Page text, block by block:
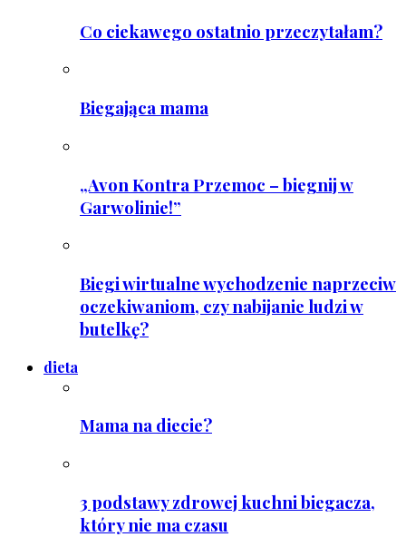
Co ciekawego ostatnio przeczytałam?
Biegająca mama
„Avon Kontra Przemoc – biegnij w
Garwolinie!”
Biegi wirtualne wychodzenie naprzeciw
oczekiwaniom, czy nabijanie ludzi w
butelkę?
dieta
Mama na diecie?
3 podstawy zdrowej kuchni biegacza,
który nie ma czasu